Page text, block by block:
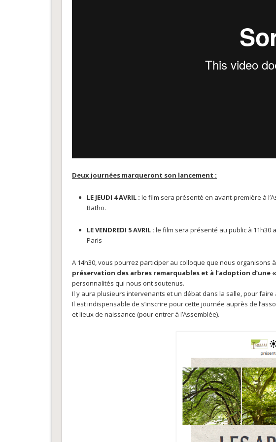
Deux journées marqueront son lancement :
LE JEUDI 4 AVRIL : le film sera présenté en avant-première à
Batho.
LE VENDREDI 5 AVRIL : le film sera présenté au public à 11h30
Paris
A 14h30, vous pourrez participer au colloque que nous organisons
préservation des arbres remarquables et à l’adoption d’une
personnalités qui nous ont soutenus.
Il y aura plusieurs intervenants et un débat dans la salle, pour
Il est indispensable de s’inscrire pour cette journée auprès de
et lieux de naissance (pour entrer à l’Assemblée).